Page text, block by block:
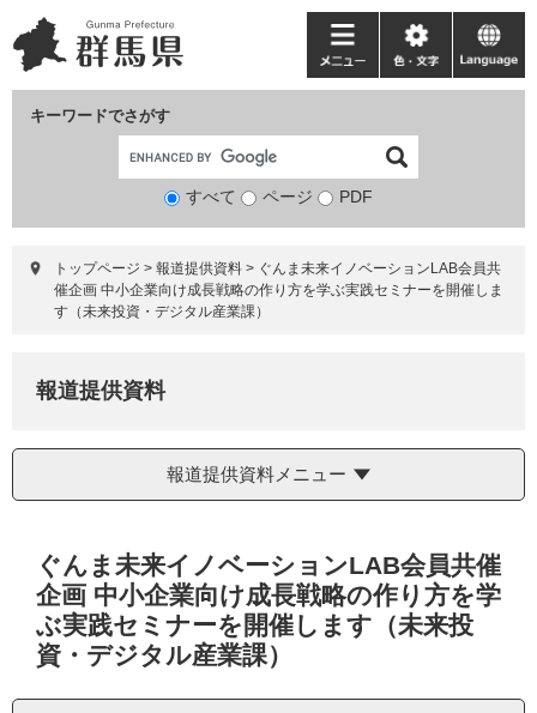
ー
ジ
ニ
ュ
て
キーワードでさがす
検
象
すべて ページ PDF
メ
ニ
ー
色・
文
language
トップページ > 報道提供資料 > ぐんま未来イノベーションLAB会員共
催企画 中小企業向け成長戦略の作り方を学ぶ実践セミナーを開催しま
す（未来投資・デジタル産業課）
報道提供資料
報道提供資料メニュー
ぐんま未来イノベーションLAB会員共催
企画 中小企業向け成長戦略の作り方を学
ぶ実践セミナーを開催します（未来投
資・デジタル産業課）